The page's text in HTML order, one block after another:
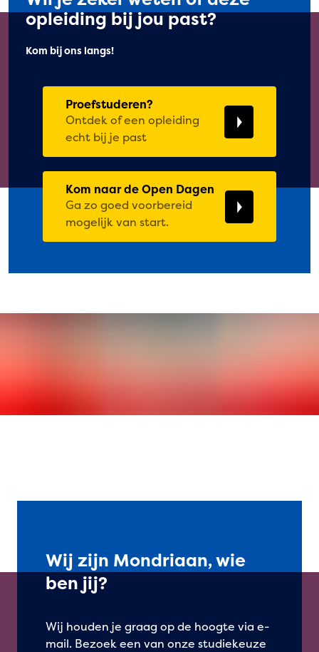
opleiding bij jou past?
Kom bij ons langs!
Proefstuderen?
Ontdek of een opleiding
echt bij je past
Kom naar de Open Dagen
Ga zo goed voorbereid
mogelijk van start.
Wij zijn Mondriaan, wie
ben jij?
Wij houden je graag op de hoogte via e-
mail. Bezoek een van onze studiekeuze